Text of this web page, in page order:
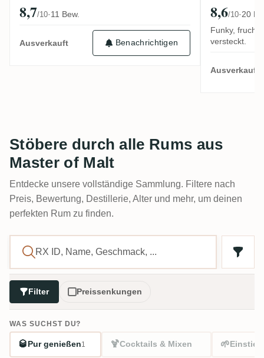
8,7/10·11 Bew.
Ausverkauft Benachrichtigen
8,6/10·20
Funky,
versteckt.
Ausverkauft
Stöbere durch alle Rums aus
Master of Malt
Entdecke unsere vollständige Sammlung. Filtere nach
Preis, Bewertung, Destillerie, Alter und mehr, um deinen
perfekten Rum zu finden.
Filter Preissenkungen
WAS SUCHST DU?
🥃 Pur genießen1 🍹Cocktails & Mixen 🌱 Einstieg